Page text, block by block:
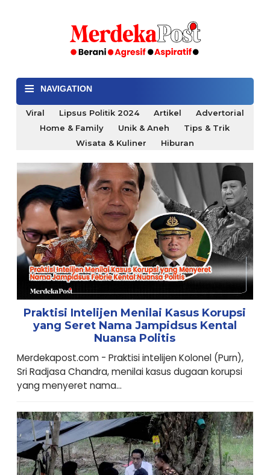
≡ NAVIGATION
Viral Lipsus Politik 2024 Artikel
Advertorial
Home & Family
Unik & Aneh
Tips & Trik
Wisata & Kuliner
Hiburan
Praktisi Intelijen Menilai Kasus Korupsi
yang Seret Nama Jampidsus Kental
Nuansa Politis
Merdekapost.com - Praktisi intelijen Kolonel (Purn),
Sri Radjasa Chandra, menilai kasus dugaan korupsi
yang menyeret nama...